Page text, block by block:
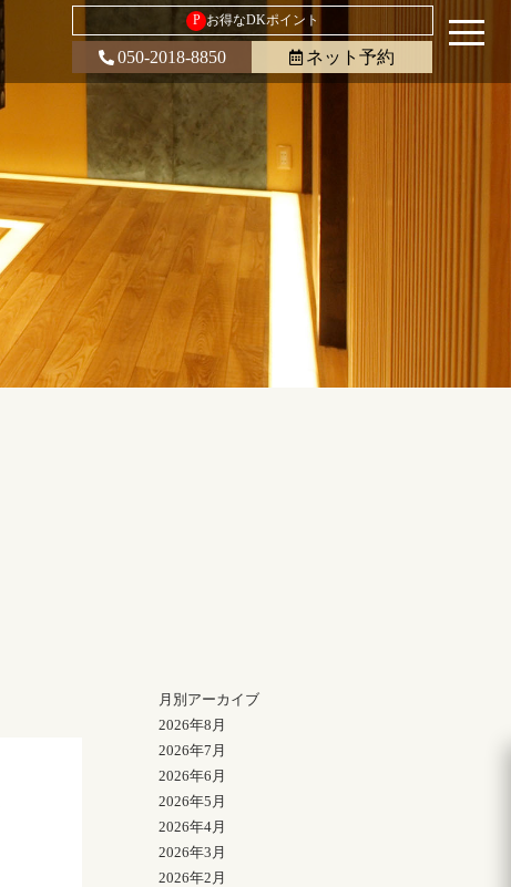
P お得なDKポイント
050-2018-8850 ネット予約
月別アーカイブ
2026年8月
2026年7月
2026年6月
2026年5月
2026年4月
2026年3月
2026年2月